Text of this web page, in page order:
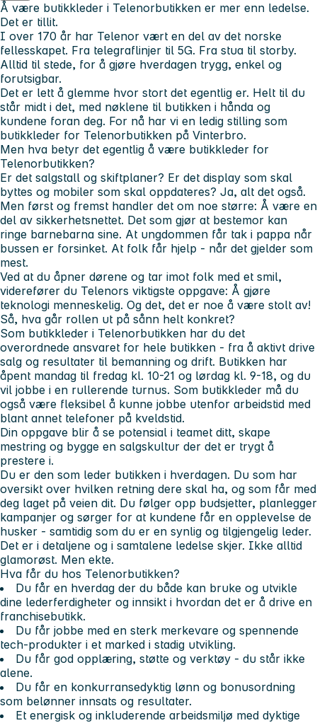
Å være butikkleder i Telenorbutikken er mer enn ledelse.
Det er tillit.
I over 170 år har Telenor vært en del av det norske
fellesskapet. Fra telegraflinjer til 5G. Fra stua til storby.
Alltid til stede, for å gjøre hverdagen trygg, enkel og
forutsigbar.
Det er lett å glemme hvor stort det egentlig er. Helt til du
står midt i det, med nøklene til butikken i hånda og
kundene foran deg. For nå har vi en ledig stilling som
butikkleder for Telenorbutikken på Vinterbro.
Men hva betyr det egentlig å være butikkleder for
Telenorbutikken?
Er det salgstall og skiftplaner? Er det display som skal
byttes og mobiler som skal oppdateres? Ja, alt det også.
Men først og fremst handler det om noe større: Å være en
del av sikkerhetsnettet. Det som gjør at bestemor kan
ringe barnebarna sine. At ungdommen får tak i pappa når
bussen er forsinket. At folk får hjelp - når det gjelder som
mest.
Ved at du åpner dørene og tar imot folk med et smil,
viderefører du Telenors viktigste oppgave: Å gjøre
teknologi menneskelig. Og det, det er noe å være stolt av!
Så, hva går rollen ut på sånn helt konkret?
Som butikkleder i Telenorbutikken har du det
overordnede ansvaret for hele butikken - fra å aktivt drive
salg og resultater til bemanning og drift. Butikken har
åpent mandag til fredag kl. 10-21 og lørdag kl. 9-18, og du
vil jobbe i en rullerende turnus. Som butikkleder må du
også være fleksibel å kunne jobbe utenfor arbeidstid med
blant annet telefoner på kveldstid.
Din oppgave blir å se potensial i teamet ditt, skape
mestring og bygge en salgskultur der det er trygt å
prestere i.
Du er den som leder butikken i hverdagen. Du som har
oversikt over hvilken retning dere skal ha, og som får med
deg laget på veien dit. Du følger opp budsjetter, planlegger
kampanjer og sørger for at kundene får en opplevelse de
husker - samtidig som du er en synlig og tilgjengelig leder.
Det er i detaljene og i samtalene ledelse skjer. Ikke alltid
glamorøst. Men ekte.
Hva får du hos Telenorbutikken?
Du får en hverdag der du både kan bruke og utvikle
dine lederferdigheter og innsikt i hvordan det er å drive en
franchisebutikk.
Du får jobbe med en sterk merkevare og spennende
tech-produkter i et marked i stadig utvikling.
Du får god opplæring, støtte og verktøy - du står ikke
alene.
Du får en konkurransedyktig lønn og bonusordning
som belønner innsats og resultater.
Et energisk og inkluderende arbeidsmiljø med dyktige